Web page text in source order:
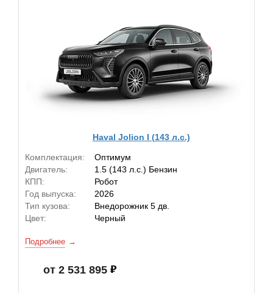
Haval Jolion I (143 л.с.)
Комплектация:
Оптимум
Двигатель:
1.5 (143 л.с.) Бензин
КПП:
Робот
Год выпуска:
2026
Тип кузова:
Внедорожник 5 дв.
Цвет:
Черный
Подробнее
от 2 531 895